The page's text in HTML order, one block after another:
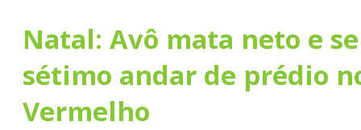
Natal: Avô mata neto e
sétimo andar de prédio
Vermelho